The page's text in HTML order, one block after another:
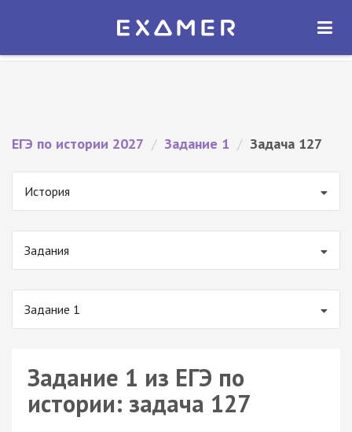
Экзамер — ЕГЭ 2027
ОТКРЫТЬ
ЕГЭ по истории 2027 / Задание 1 / Задача 127
История
Задания
Задание 1
Задание 1 из ЕГЭ по
истории: задача 127